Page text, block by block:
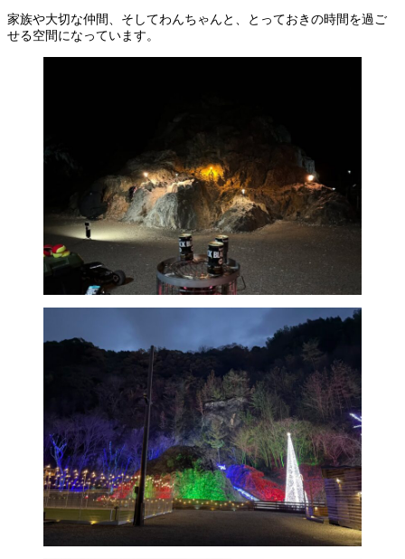
家族や大切な仲間、そしてわんちゃんと、とっておきの時間を過ご
せる空間になっています。